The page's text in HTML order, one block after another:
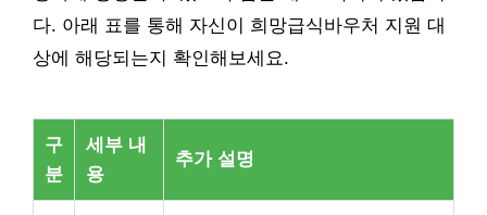
다. 아래 표를 통해 자신이 희망급식바우처 지원 대
상에 해당되는지 확인해보세요.
구
분
세부 내
용
추가 설명